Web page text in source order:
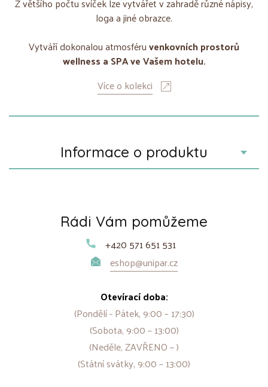
loga a jiné obrazce.
Vytváří dokonalou atmosféruvenkovních prostorů
wellness a SPA ve Vašem hotelu.
Více o kolekci
Informace o produktu
Rádi Vám pomůžeme
+420 571 651 531
eshop@unipar.cz
Otevírací doba:
(Pondělí - Pátek, 9:00 – 17:30)
(Sobota, 9:00 – 13:00)
(Neděle, ZAVŘENO – )
(Státní svátky, 9:00 – 13:00)